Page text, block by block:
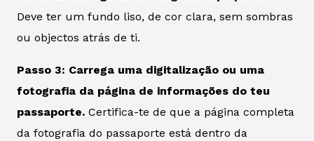
Deve ter um fundo liso, de cor clara, sem sombras
ou objectos atrás de ti.
Passo 3: Carrega uma digitalização ou uma
fotografia da página de informações do teu
passaporte. Certifica-te de que a página completa
da fotografia do passaporte está dentro da